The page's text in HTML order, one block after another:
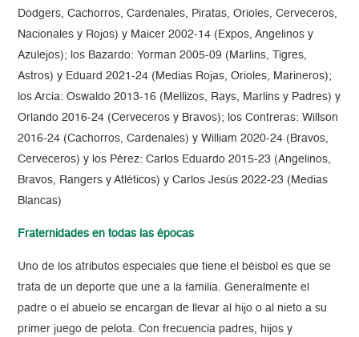
Dodgers, Cachorros, Cardenales, Piratas, Orioles, Cerveceros,
Nacionales y Rojos) y Maicer 2002-14 (Expos, Angelinos y
Azulejos); los Bazardo: Yorman 2005-09 (Marlins, Tigres,
Astros) y Eduard 2021-24 (Medias Rojas, Orioles, Marineros);
los Arcia: Oswaldo 2013-16 (Mellizos, Rays, Marlins y Padres) y
Orlando 2016-24 (Cerveceros y Bravos); los Contreras: Willson
2016-24 (Cachorros, Cardenales) y William 2020-24 (Bravos,
Cerveceros) y los Pérez: Carlos Eduardo 2015-23 (Angelinos,
Bravos, Rangers y Atléticos) y Carlos Jesús 2022-23 (Medias
Blancas)
Fraternidades en todas las épocas
Uno de los atributos especiales que tiene el béisbol es que se
trata de un deporte que une a la familia. Generalmente el
padre o el abuelo se encargan de llevar al hijo o al nieto a su
primer juego de pelota. Con frecuencia padres, hijos y